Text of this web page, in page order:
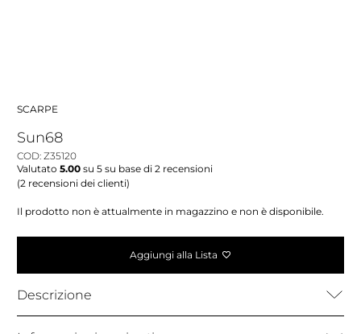
SCARPE
Sun68
COD: Z35120
Valutato 5.00 su 5 su base di 2 recensioni
(2 recensioni dei clienti)
Il prodotto non è attualmente in magazzino e non è disponibile.
Aggiungi alla Lista
Descrizione